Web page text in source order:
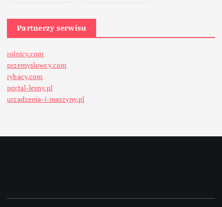
Partnerzy serwisu
rolnicy.com
przemyslowcy.com
rybacy.com
portal-lesny.pl
urzadzenia-i-maszyny.pl